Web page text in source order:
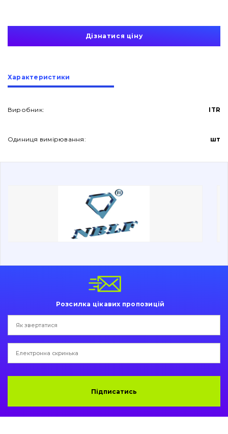
Про нас
Контакти
Вакансії
Фільтри та мастильні матеріали
Болти, гайки і елементи кріплення
Коронки, зуби, адаптери, пальці, фіксатори
Подушки амортизаційні
Пальці та Втулки
написати
листа
зателефонувати
Дізнатися ціну
Характеристики
Виробник: ITR
Одиниця вимірювання: шт
Розсилка цікавих пропозицій
Підписатись